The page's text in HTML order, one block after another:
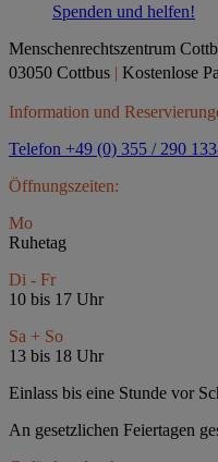
Spenden und helfen!
Menschenrechtszentrum
03050 Cottbus | Kostenlose
Information und
Telefon +49 (0) 355 / 290
Öffnungszeiten:
Mo
Ruhetag
Di - Fr
10 bis 17 Uhr
Sa + So
13 bis 18 Uhr
Einlass bis eine Stunde vor
An gesetzlichen Feiertagen